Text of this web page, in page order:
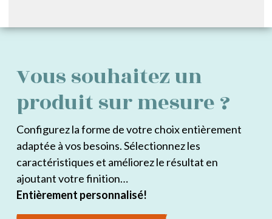
Vous souhaitez un
produit sur mesure ?
Configurez la forme de votre choix entièrement
adaptée à vos besoins. Sélectionnez les
caractéristiques et améliorez le résultat en
ajoutant votre finition…
Entièrement personnalisé!